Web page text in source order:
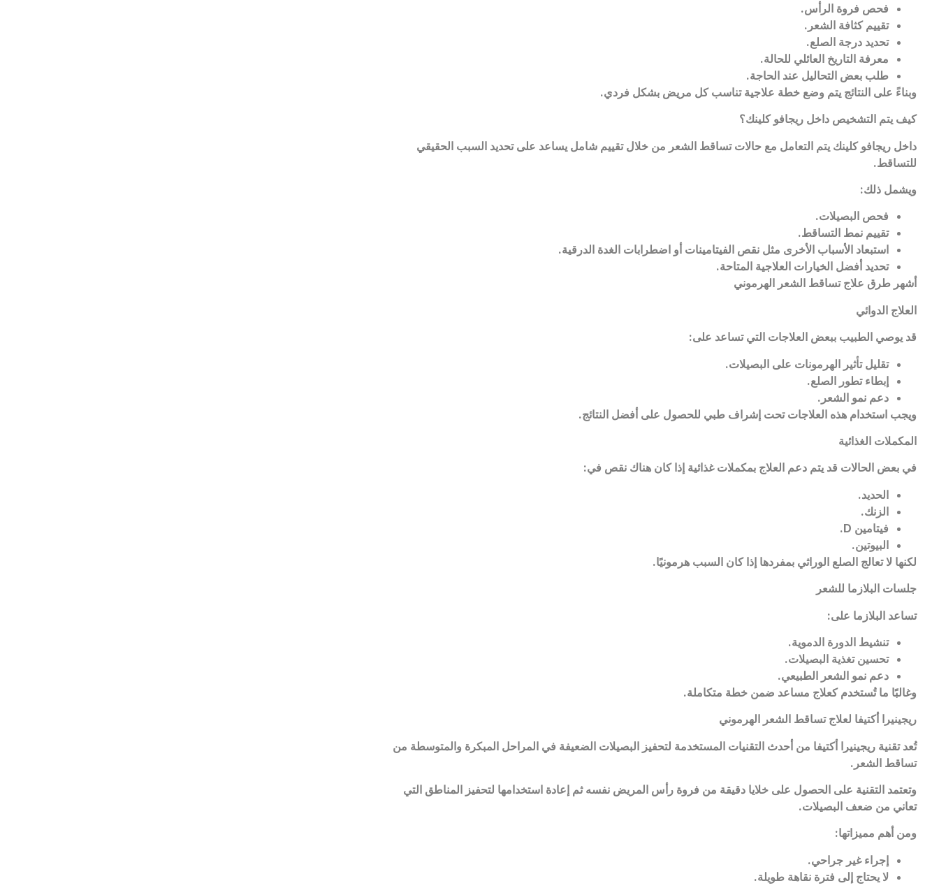
فحص فروة الرأس.
تقييم كثافة الشعر .
تحديد درجة الصلع.
معرفة التاريخ العائلي للحالة.
طلب بعض التحاليل عند الحاجة.
وبناءً على النتائج يتم وضع خطة علاجية تناسب كل مريض بشكل فردي.
كيف يتم التشخيص داخل ريجافو كلينك؟
داخل ريجافو كلينك يتم التعامل مع حالات تساقط الشعر من خلال تقييم شامل يساعد على تحديد السبب الحقيقي
للتساقط.
ويشمل ذلك:
فحص البصيلات.
تقييم نمط التساقط.
استبعاد الأسباب الأخرى مثل نقص الفيتامينات أو اضطرابات الغدة الدرقية.
تحديد أفضل الخيارات العلاجية المتاحة.
أشهر طرق علاج تساقط الشعر الهرموني
العلاج الدوائي
قد يوصي الطبيب ببعض العلاجات التي تساعد على:
تقليل تأثير الهرمونات على البصيلات.
إبطاء تطور الصلع.
دعم نمو الشعر .
ويجب استخدام هذه العلاجات تحت إشراف طبي للحصول على أفضل النتائج.
المكملات الغذائية
في بعض الحالات قد يتم دعم العلاج بمكملات غذائية إذا كان هناك نقص في:
الحديد.
الزنك.
فيتامين
البيوتين.
لكنها لا تعالج الصلع الوراثي بمفردها إذا كان السبب هرمونيًا.
جلسات البلازما للشعر
تساعد البلازما على:
تنشيط الدورة الدموية.
تحسين تغذية البصيلات.
دعم نمو الشعر الطبيعي.
وغالبًا ما تُستخدم كعلاج مساعد ضمن خطة متكاملة.
ريجينيرا أكتيفا لعلاج تساقط الشعر الهرموني
تُعد تقنية ريجينيرا أكتيفا من أحدث التقنيات المستخدمة لتحفيز البصيلات الضعيفة في المراحل المبكرة والمتوسطة من
تساقط الشعر .
وتعتمد التقنية على الحصول على خلايا دقيقة من فروة رأس المريض نفسه ثم إعادة استخدامها لتحفيز المناطق التي
تعاني من ضعف البصيلات.
ومن أهم مميزاتها:
إجراء غير جراحي.
لا يحتاج إلى فترة نقاهة طويلة.